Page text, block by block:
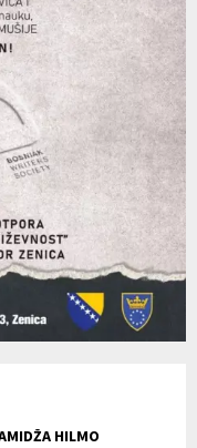
HILMO